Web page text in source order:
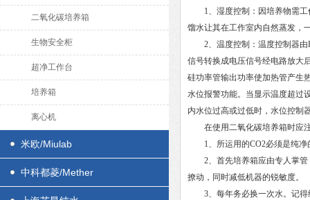
二氧化碳培养箱
生物安全柜
超净工作台
培养箱
离心机
米欧/Miulab
中科都菱/Mether
1、湿度控制：因培养物需工
馏水让其在工作室内自然蒸发，
2、温度控制：温度控制器由
信号转换成电压信号经电路放大
硅功率管输出功率使加热管产生
水位报警功能。当显示温度超过
内水位过高或过低时，水位控制
在使用二氧化碳培养箱时应
1、所运用的CO2必须是纯净
2、首先培养箱应由专人掌管
撩动，同时减低机器的锐敏度。
3、每年务必换一次水。记得